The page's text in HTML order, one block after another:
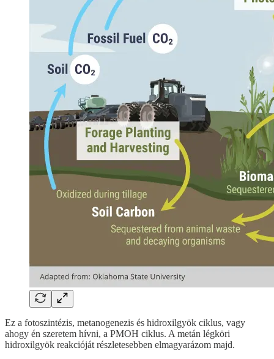
Ez a fotoszintézis, metanogenezis és hidroxilgyök ciklus, vagy
ahogy én szeretem hívni, a PMOH ciklus. A metán légköri
hidroxilgyök reakcióját részletesebben elmagyarázom majd.